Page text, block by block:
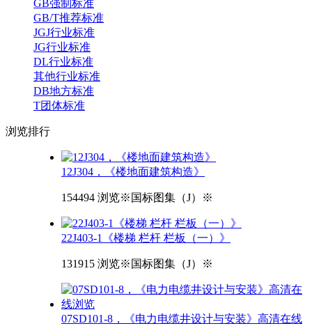
GB强制标准
GB/T推荐标准
JGJ行业标准
JG行业标准
DL行业标准
其他行业标准
DB地方标准
T团体标准
浏览排行
12J304，《楼地面建筑构造》
154494 浏览※国标图集（J）※
22J403-1《楼梯 栏杆 栏板（一）》
131915 浏览※国标图集（J）※
07SD101-8，《电力电缆井设计与安装》高清在线